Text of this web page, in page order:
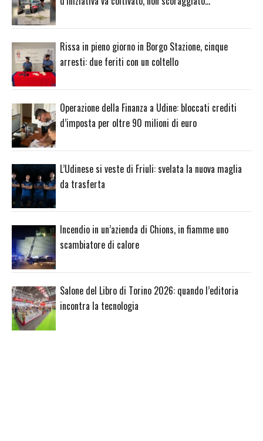
Rissa in pieno giorno in Borgo Stazione, cinque
arresti: due feriti con un coltello
Operazione della Finanza a Udine: bloccati crediti
d’imposta per oltre 90 milioni di euro
L’Udinese si veste di Friuli: svelata la nuova maglia
da trasferta
Incendio in un’azienda di Chions, in fiamme uno
scambiatore di calore
Salone del Libro di Torino 2026: quando l’editoria
incontra la tecnologia